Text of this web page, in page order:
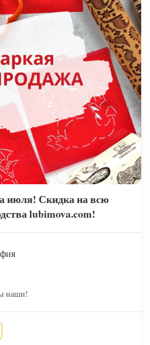
июля! Скидка на всю
lubimova.com!
наши!